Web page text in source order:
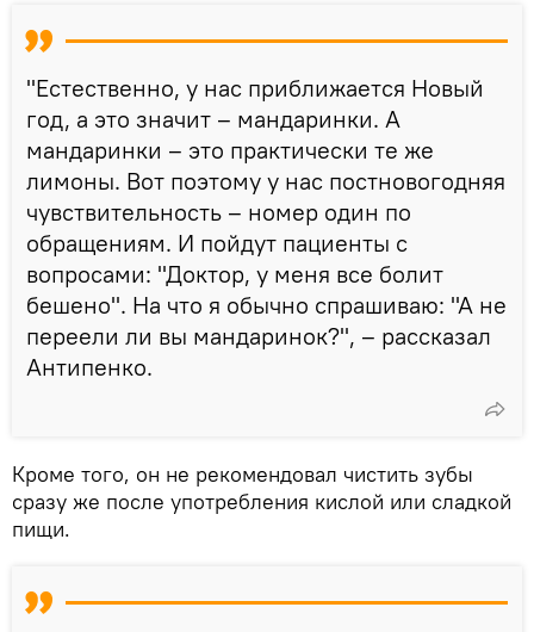
"Естественно, у нас приближается Новый
год, а это значит – мандаринки. А
мандаринки – это практически те же
лимоны. Вот поэтому у нас постновогодняя
чувствительность – номер один по
обращениям. И пойдут пациенты с
вопросами: "Доктор, у меня все болит
бешено". На что я обычно спрашиваю: "А не
переели ли вы мандаринок?", – рассказал
Антипенко.
Кроме того, он не рекомендовал чистить зубы
сразу же после употребления кислой или сладкой
пищи.